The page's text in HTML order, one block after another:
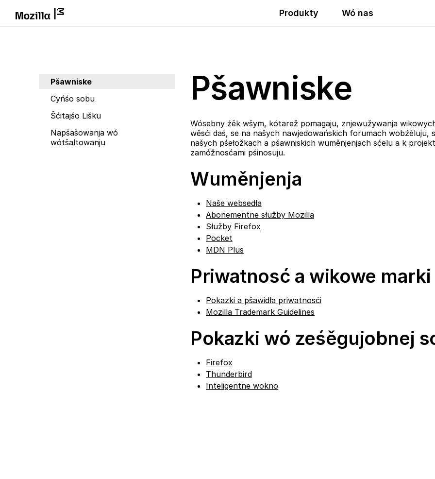
Produkty Wó nas
Pšawniske
Cyńśo sobu
Šćitajśo Lišku
Napšašowanja wó
wótšaltowanju
Pšawniske
Wósebny źěk wšym, kótarež pomagaju, znjewužywanja
wěsći daś, se na našych nawjedowańskich forumach wobźěluju,
našych pśełožkach a pšawniskich wuměnjenjach sćelu a k
zamóžnosćami pśinosuju.
Wuměnjenja
Naše websedła
Abonementne słužby Mozilla
Słužby Firefox
Pocket
MDN Plus
Priwatnosć a wikowe marki
Pokazki a pšawidła priwatnosći
Mozilla Trademark Guidelines
Pokazki wó ześěgujobnej
Firefox
Thunderbird
Inteligentne wokno